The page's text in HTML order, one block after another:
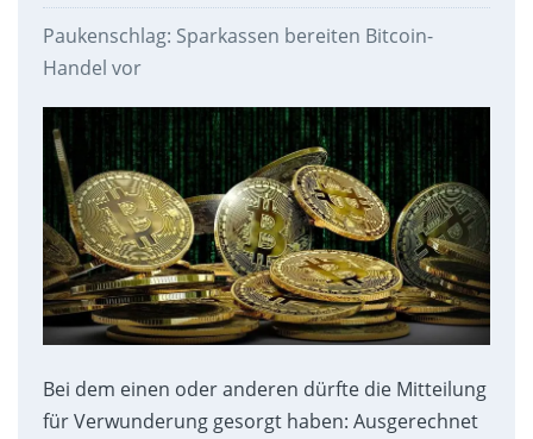
Paukenschlag: Sparkassen bereiten Bitcoin-
Handel vor
Bei dem einen oder anderen dürfte die Mitteilung
für Verwunderung gesorgt haben: Ausgerechnet